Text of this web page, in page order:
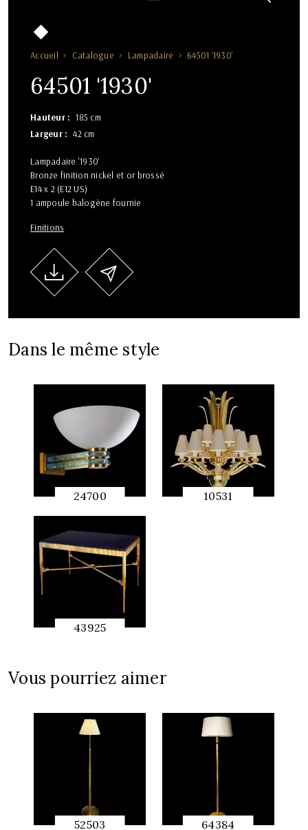
Accueil Catalogue Lampadaire 64501 '1930'
64501 '1930'
Hauteur
185 cm
Largeur
42 cm
Lampadaire '1930'
Bronze finition nickel et or brossé
E14 x 2 (E12 US)
1 ampoule halogène fournie
Finitions
Dans le même style
24700
APERÇU
RAPIDE
10531
43925
Vous pourriez aimer
52503 64384